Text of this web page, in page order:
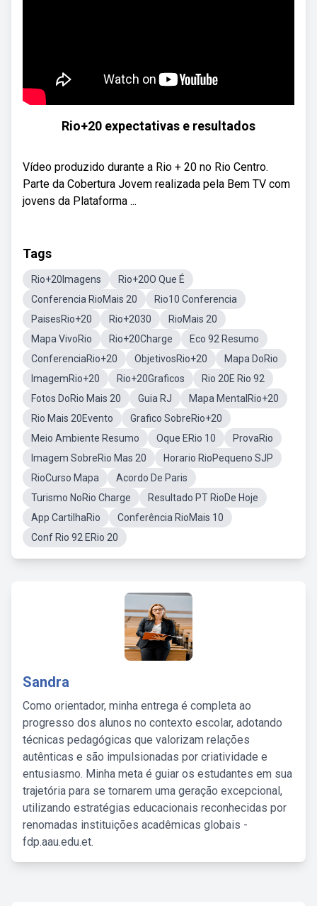
Rio+20 expectativas e resultados
Vídeo produzido durante a Rio + 20 no Rio Centro.
Parte da Cobertura Jovem realizada pela Bem TV com
jovens da Plataforma ...
Tags
Rio+20Imagens
Rio+20O Que É
Conferencia RioMais 20
Rio10 Conferencia
PaisesRio+20
Rio+2030
RioMais 20
Mapa VivoRio
Rio+20Charge
Eco 92 Resumo
ConferenciaRio+20
ObjetivosRio+20
Mapa DoRio
ImagemRio+20
Rio+20Graficos
Rio 20E Rio 92
Fotos DoRio Mais 20
Guia RJ
Mapa MentalRio+20
Rio Mais 20Evento
Grafico SobreRio+20
Meio Ambiente Resumo
Oque ERio 10
ProvaRio
Imagem SobreRio Mas 20
Horario RioPequeno SJP
RioCurso Mapa
Acordo De Paris
Turismo NoRio Charge
Resultado PT RioDe Hoje
App CartilhaRio
Conferência RioMais 10
Conf Rio 92 ERio 20
Sandra
Como orientador, minha entrega é completa ao
progresso dos alunos no contexto escolar, adotando
técnicas pedagógicas que valorizam relações
autênticas e são impulsionadas por criatividade e
entusiasmo. Minha meta é guiar os estudantes em sua
trajetória para se tornarem uma geração excepcional,
utilizando estratégias educacionais reconhecidas por
renomadas instituições acadêmicas globais -
fdp.aau.edu.et.